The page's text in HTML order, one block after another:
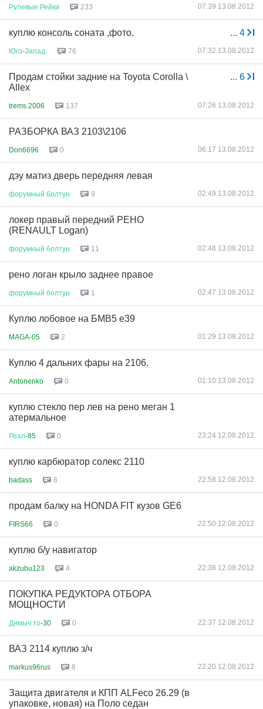
Рулевые Рейки 233 07:39 13.08.2012
... 4
куплю консоль соната ,фото.
Юго-Запад 76 07:32 13.08.2012
... 6
Продам стойки задние на Toyota Corolla \
Allex
trems.2006 137 07:26 13.08.2012
РАЗБОРКА ВАЗ 2103\2106
Don6696 0 06:17 13.08.2012
дэу матиз дверь передняя левая
форумный болтун 9 02:49 13.08.2012
локер правый передний РЕНО
(RENAULT Logan)
форумный болтун 11 02:48 13.08.2012
рено логан крыло заднее правое
форумный болтун 1 02:47 13.08.2012
Куплю лобовое на БМВ5 е39
MAGA-05 2 01:29 13.08.2012
Куплю 4 дальних фары на 2106.
Antonenko 0 01:10 13.08.2012
куплю стекло пер лев на рено меган 1
атермальное
Реал-85 0 23:24 12.08.2012
куплю карбюратор солекс 2110
badass 6 22:58 12.08.2012
продам балку на HONDA FIT кузов GE6
FIRS66 0 22:50 12.08.2012
куплю б/у навигатор
akzubu123 4 22:38 12.08.2012
ПОКУПКА РЕДУКТОРА ОТБОРА
МОЩНОСТИ
Димыч то-30 0 22:37 12.08.2012
ВАЗ 2114 куплю з/ч
markus96rus 8 22:20 12.08.2012
Защита двигателя и КПП ALFeco 26.29 (в
упаковке, новая) на Поло седан